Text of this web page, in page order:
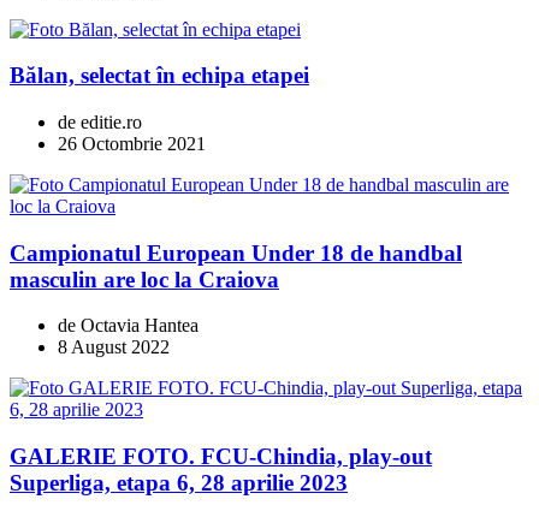
Bălan, selectat în echipa etapei
de editie.ro
26 Octombrie 2021
Campionatul European Under 18 de handbal
masculin are loc la Craiova
de Octavia Hantea
8 August 2022
GALERIE FOTO. FCU-Chindia, play-out
Superliga, etapa 6, 28 aprilie 2023